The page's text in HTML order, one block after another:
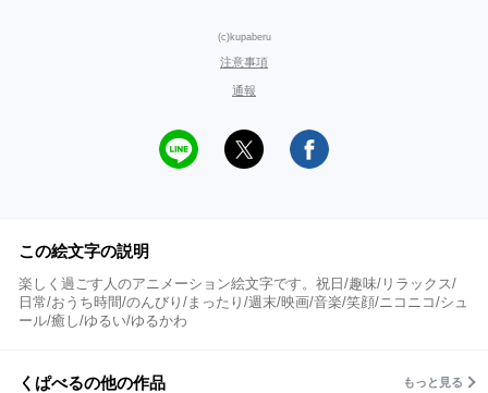
(c)kupaberu
注意事項
通報
この絵文字の説明
楽しく過ごす人のアニメーション絵文字です。祝日/趣味/リラックス/
日常/おうち時間/のんびり/まったり/週末/映画/音楽/笑顔/ニコニコ/シュ
ール/癒し/ゆるい/ゆるかわ
くぱべるの他の作品 もっと見る